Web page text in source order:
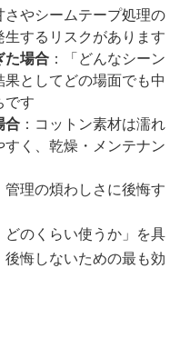
さやシームテープ処理の
するリスクがあります
た場合 ：「どんなシーン
としてどの場面でも中
です
合 ：コットン素材は濡れ
く、乾燥・メンテナン
理の煩わしさに後悔す
のくらい使うか」を具
悔しないための最も効